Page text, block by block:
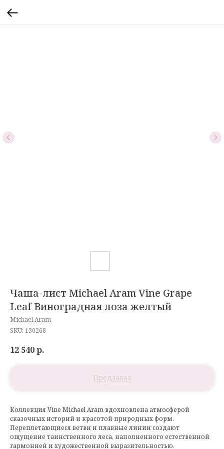
Чаша-лист Michael Aram Vine Grape
Leaf Виноградная лоза желтый
Michael Aram
SKU: 130268
12 540р.
Коллекция Vine Michael Aram вдохновлена атмосферой
сказочных историй и красотой природных форм.
Переплетающиеся ветви и плавные линии создают
ощущение таинственного леса, наполненного естественной
гармонией и художественной выразительностью.